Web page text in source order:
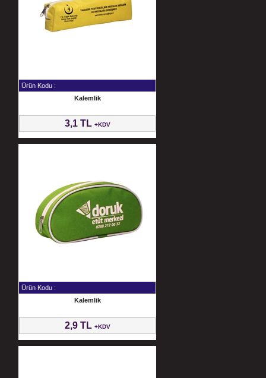
Ürün Kodu :
Kalemlik
3,1 TL +KDV
Ürün Kodu :
Kalemlik
2,9 TL +KDV